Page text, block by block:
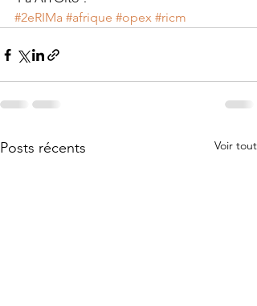
#2eRIMa #afrique #opex #ricm
Posts récents Voir tout